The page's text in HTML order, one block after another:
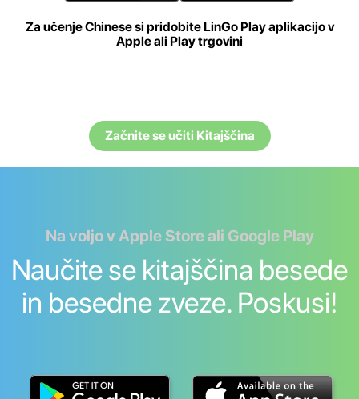
Za učenje Chinese si pridobite LinGo Play aplikacijo v
Apple ali Play trgovini
Začnite se učiti Kitajščina
Na voljo v Apple Store ali Google Play
Naučite se kitajščina besede
in besedne zveze. Poskusi!